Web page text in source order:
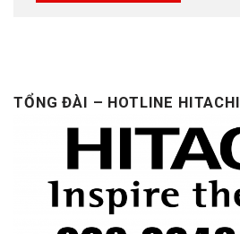
TỔNG ĐÀI – HOTLINE HITACHI